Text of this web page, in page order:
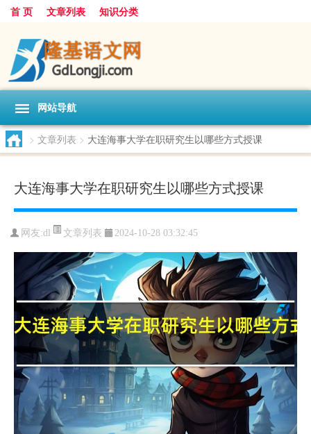
首 页 文章列表 知识分类
网站导航
> 文章列表 > 大连海事大学在职研究生以哪些方式授课
大连海事大学在职研究生以哪些方式授课
网友:dl 文章列表 2024-10-28 03:32:45